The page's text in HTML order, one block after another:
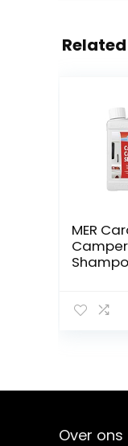
MER
Camper
Over ons